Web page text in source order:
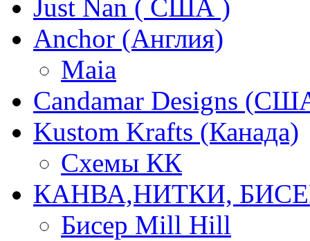
Just Nan ( США )
Anchor (Англия)
Maia
Candamar Designs
Kustom Krafts (Канада)
Схемы КК
КАНВА,НИТКИ,
Бисер Mill Hill